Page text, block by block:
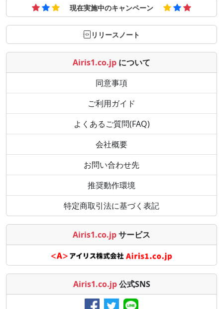
現在実施中のキャンペーン
リリースノート
Airis1.co.jp について
同意事項
ご利用ガイド
よくあるご質問(FAQ)
会社概要
お問い合わせ先
推奨動作環境
特定商取引法に基づく表記
Airis1.co.jpサービス
Airis1.co.jp 公式SNS